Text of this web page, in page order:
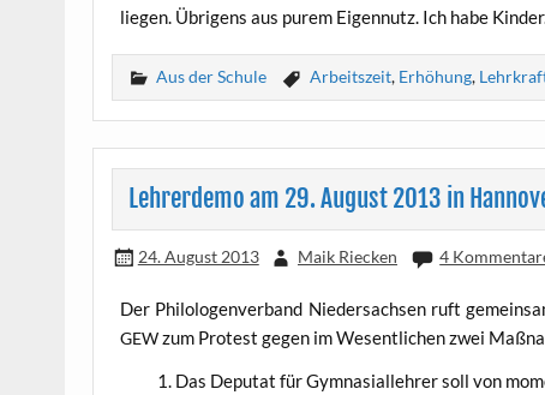
lie­gen. Übri­gens aus purem Eigen­nutz. Ich habe
Aus der Schule Arbeitszeit, Erhöhung,
Lehrerdemo am 29. August 2013 in
24. August 2013 Maik Riecken 4
Der Phi­lo­lo­gen­ver­band Nie­der­sach­sen ruft
GEWzum Pro­test gegen im Wesent­li­chen zwei
Das Depu­tat für Gym­na­si­al­leh­rer soll von